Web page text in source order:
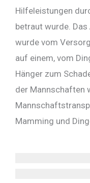
Hilfeleistungen
betraut wurde.
wurde vom
auf einem, vom
Hänger zum
der Mannschaften
Mamming und